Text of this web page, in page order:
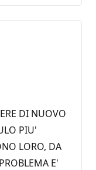
DI NUOVO
PIU'
LORO, DA
E'